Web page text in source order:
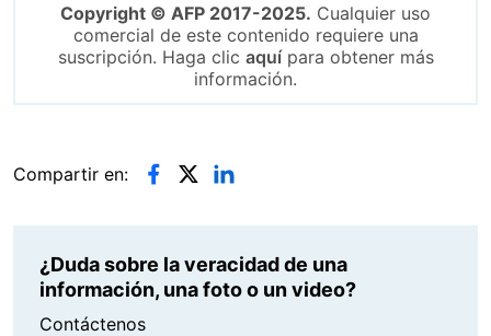
Copyright © AFP 2017-2025. Cualquier uso
comercial de este contenido requiere una
suscripción. Haga clic aquípara obtener más
información.
Compartir en:
¿Duda sobre la veracidad de una
información, una foto o un video?
Contáctenos